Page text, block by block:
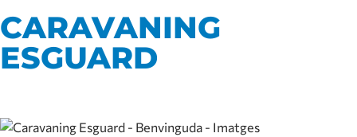
CARAVANING
ESGUARD